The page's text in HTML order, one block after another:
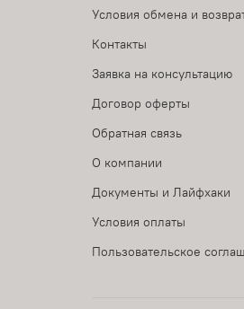
Условия обмена и
Контакты
Заявка на консультацию
Договор оферты
Обратная связь
О компании
Документы и Лайфхаки
Условия оплаты
Пользовательское